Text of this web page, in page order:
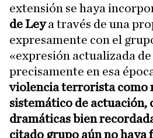
extensión se haya
de Leya través de una
expresamente con el
«expresión actualizada de
precisamente en esa
violencia terrorista como
sistemático de actuación,
dramáticas bien
citado grupo aún no haya